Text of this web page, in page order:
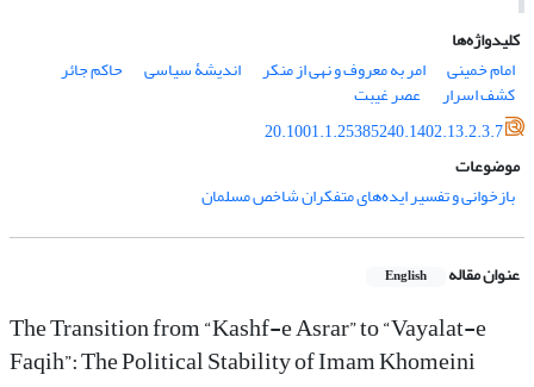
کلیدواژه‌ها
امام خمینی
امر به معروف و نهی از منکر اندیشۀ سیاسی حاکم جائر
کشف اسرار
عصر غیبت
20.1001.1.25385240.1402.13.2.3.7
موضوعات
بازخوانی و تفسیر ایده‌های متفکران شاخص مسلمان
عنوان مقاله English
The Transition from “Kashf-e Asrar” to “Vayalat-e
Faqih”: The Political Stability of Imam Khomeini